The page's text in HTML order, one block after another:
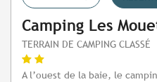
Camping Les
TERRAIN DE CAMPING CLASSÉ
A l’ouest de la baie, le